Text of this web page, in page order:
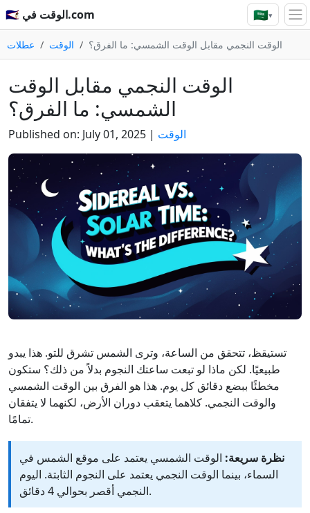
🇸🇦 الوقت في.com 🇸🇦▾
عطلات الوقت الوقت النجمي مقابل الوقت الشمسي: ما الفرق؟
الوقت النجمي مقابل الوقت
الشمسي: ما الفرق؟
Published on: July 01, 2025 | الوقت
تستيقظ، تتحقق من الساعة، وترى الشمس تشرق للتو. هذا يبدو
طبيعيًا. لكن ماذا لو تبعت ساعتك النجوم بدلاً من ذلك؟ ستكون
مخطئًا ببضع دقائق كل يوم. هذا هو الفرق بين الوقت الشمسي
والوقت النجمي. كلاهما يتعقب دوران الأرض، لكنهما لا يتفقان
تمامًا.
نظرة سريعة: الوقت الشمسي يعتمد على موقع الشمس في
السماء، بينما الوقت النجمي يعتمد على النجوم الثابتة. اليوم
النجمي أقصر بحوالي 4 دقائق.